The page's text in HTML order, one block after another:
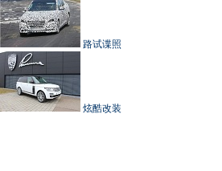
路试谍照
炫酷改装